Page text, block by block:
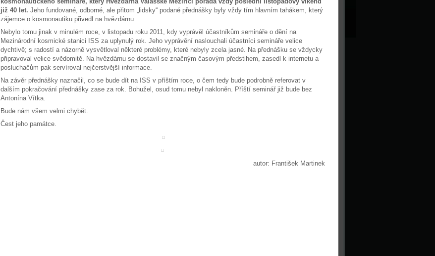
již 40 let. Jeho fundované, odborné, ale přitom „lidsky“ podané přednášky byly vždy tím hlavním tahákem, který
zájemce o kosmonautiku přivedl na hvězdárnu.
Nebylo tomu jinak v minulém roce, v listopadu roku 2011, kdy vyprávěl účastníkům semináře o dění na
Mezinárodní kosmické stanici ISS za uplynulý rok. Jeho vyprávění naslouchali účastníci semináře velice
dychtivě; s radostí a názorně vysvětloval některé problémy, které nebyly zcela jasné. Na přednášku se vždycky
připravoval velice svědomitě. Na hvězdárnu se dostavil se značným časovým předstihem, zasedl k internetu a
posluchačům pak servíroval nejčerstvější informace.
Na závěr přednášky naznačil, co se bude dít na ISS v příštím roce, o čem tedy bude podrobně referovat v
dalším pokračování přednášky zase za rok. Bohužel, osud tomu nebyl nakloněn. Příští seminář již bude bez
Antonína Vítka.
Bude nám všem velmi chybět.
Čest jeho památce.
autor: František Martinek